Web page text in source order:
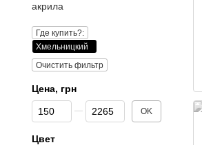
акрила
Где купить?:
Хмельницкий
Очистить фильтр
Цена, грн
От Цена, грн
До Цена, грн OK
Цвет